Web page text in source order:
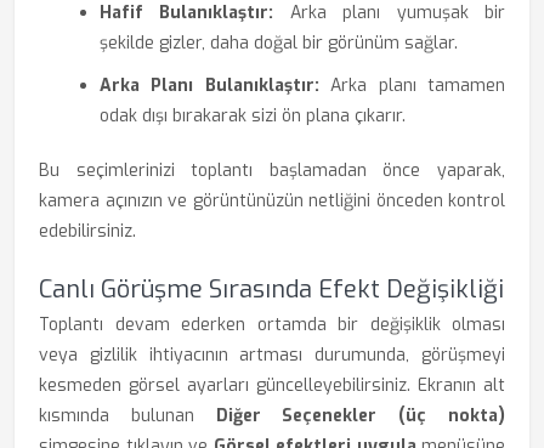
Hafif Bulanıklaştır: Arka planı yumuşak bir
şekilde gizler, daha doğal bir görünüm sağlar.
Arka Planı Bulanıklaştır: Arka planı tamamen
odak dışı bırakarak sizi ön plana çıkarır.
Bu seçimlerinizi toplantı başlamadan önce yaparak,
kamera açınızın ve görüntünüzün netliğini önceden kontrol
edebilirsiniz.
Canlı Görüşme Sırasında Efekt Değişikliği
Toplantı devam ederken ortamda bir değişiklik olması
veya gizlilik ihtiyacının artması durumunda, görüşmeyi
kesmeden görsel ayarları güncelleyebilirsiniz. Ekranın alt
kısmında bulunan Diğer Seçenekler (üç nokta)